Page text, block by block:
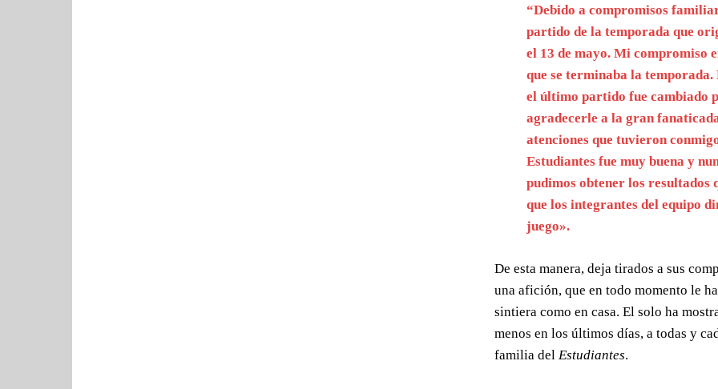
“Debido a compromisos
partido de la temporada que
el 13 de mayo. Mi compromiso
que se terminaba la temporada.
el último partido fue cambiado
agradecerle a la gran
atenciones que tuvieron
Estudiantes fue muy buena y
pudimos obtener los resultados
que los integrantes del equipo
juego».
De esta manera, deja tirados a sus
una afición, que en todo momento le
sintiera como en casa. El solo ha
menos en los últimos días, a todas y
familia delEstudiantes.